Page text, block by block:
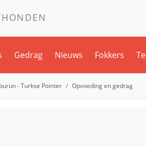
Gedrag Nieuws Fokkers
- Turkse Pointer Opvoeding en gedrag